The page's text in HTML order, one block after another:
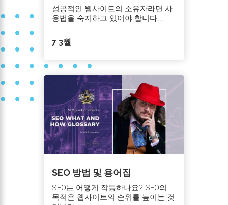
성공적인 웹사이트의 소유자라면 사
용법을 숙지하고 있어야 합니다...
7 3월
SEO 방법 및 용어집
SEO는 어떻게 작동하나요? SEO의
목적은 웹사이트의 순위를 높이는 것